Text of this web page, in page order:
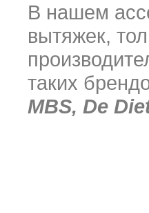
В нашем
вытяжек,
таких
MBS, De